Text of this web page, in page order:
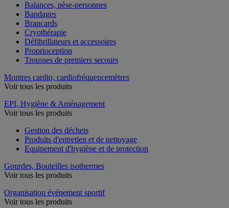
Balances, pèse-personnes
Bandages
Brancards
Cryothérapie
Défibrillateurs et accessoires
Proprioception
Trousses de premiers secours
Montres cardio, cardiofréquencemètres
Voir tous les produits
EPI, Hygiène & Aménagement
Voir tous les produits
Gestion des déchets
Produits d'entretien et de nettoyage
Equipement d'hygiène et de protection
Gourdes, Bouteilles isothermes
Voir tous les produits
Organisation événement sportif
Voir tous les produits